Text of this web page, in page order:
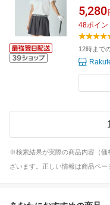
裏面接
ット ス
ネイビ
5,280
48ポイン
12時まで
※検索結果が実際の商品内容（価
ざいます。正しい情報は商品ペー